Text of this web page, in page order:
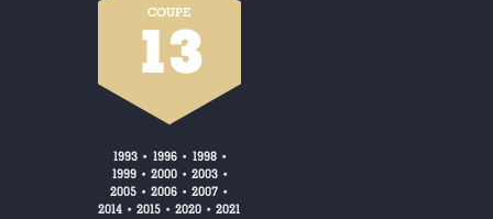
COUPE
13
1993• 1996• 1998•
1999• 2000• 2003•
2005 • 2006 • 2007 •
2014 • 2015 • 2020 • 2021